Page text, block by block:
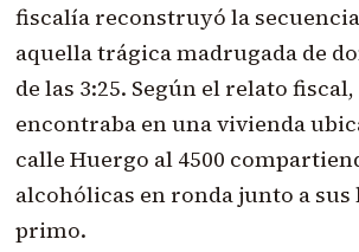
fiscalía reconstruyó la
aquella trágica madrugada de
de las 3:25. Según el relato
encontraba en una vivienda
calle Huergo al 4500
alcohólicas en ronda junto a
primo.